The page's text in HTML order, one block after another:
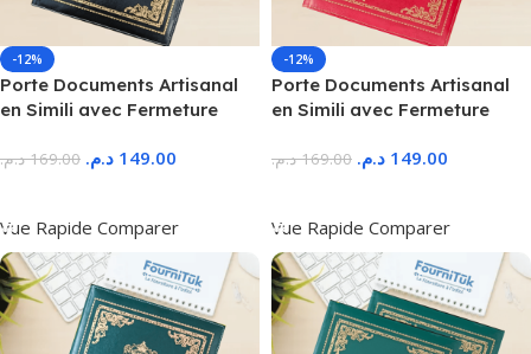
-12%
Porte Documents Artisanal
en Simili avec Fermeture
169.00 د.م. 149.00 د.م.
Vue Rapide Comparer
-12%
Porte Documents Artisanal
en Simili avec Fermeture
169.00 د.م. 149.00 د.م.
Vue Rapide Comparer